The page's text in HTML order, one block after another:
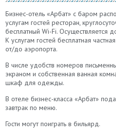
Бизнес-отель «Арбат» с баром
услугам гостей ресторан,
бесплатный Wi-Fi. Осуществляется
К услугам гостей бесплатная
от/до аэропорта.
В числе удобств номеров
экраном и собственная ванная
шкаф для одежды.
В отеле бизнес-класса «Арбат»
завтрак по меню.
Гости могут поиграть в бильярд.